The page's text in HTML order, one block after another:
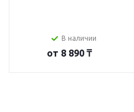
В наличии
от 8 890 ₸